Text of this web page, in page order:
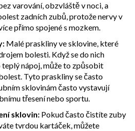
varování, obzvláště v noci, a
zadních zubů, protože nervy v
přímo spojené s mozkem.
Malé praskliny ve sklovine, které
bolesti. Když se do nich
nápoj, může to způsobit
Tyto praskliny se často
sklovinám často vystavují
třesení nebo sportu.
sklovin: Pokud často čistíte zuby
tvrdou kartáček, můžete